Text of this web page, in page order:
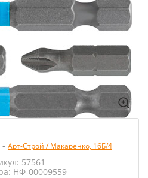
- Арт-Строй / Макаренко, 16Б/4
57561
НФ-00009559